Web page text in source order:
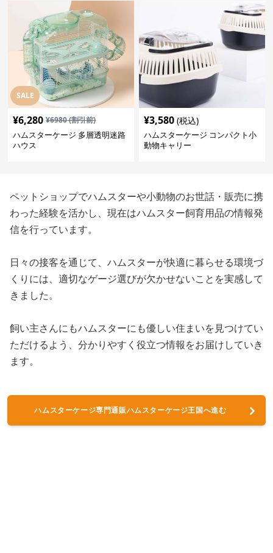
SALE
¥6,280 ¥6980(割引前)
ハムスターケージ 多層透明迷路
ハウス
¥3,580 (税込)
ハムスターケージ コンパクト小
動物キャリー
ペットショップでハムスターや小動物のお世話・販売に携
わった経験を活かし、現在はハムスター飼育用品の情報発
信を行っています。
日々の接客を通じて、ハムスターが快適に暮らせる環境づ
くりには、適切なゲージ選びが欠かせないことを実感して
きました。
飼い主さんにもハムスターにも優しい住まいを見つけてい
ただけるよう、分かりやすく役立つ情報をお届けしていき
ます。
ハムスターケージ専門通販ハムスターケージ王国へ進む